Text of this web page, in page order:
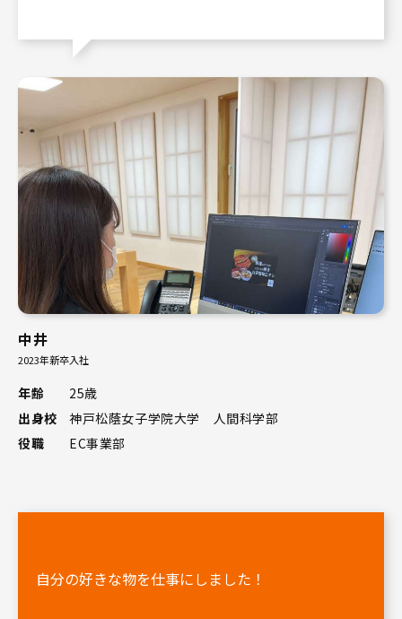
中井
2023年新卒入社
年齢
25歳
出身校
神戸松蔭女子学院大学 人間科学部
役職
EC事業部
自分の好きな物を仕事にしました！